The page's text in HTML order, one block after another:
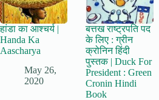
हांडा का आश्चर्य |
Handa Ka
Aascharya
May 26,
2020
बत्तख राष्ट्रपति पद
के लिए : ग्रीन
क्रोनिन हिंदी
पुस्तक | Duck For
President : Green
Cronin Hindi
Book